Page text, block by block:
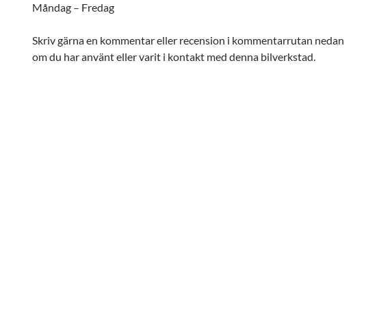
Måndag – Fredag
Skriv gärna en kommentar eller recension i kommentarrutan nedan
om du har använt eller varit i kontakt med denna bilverkstad.